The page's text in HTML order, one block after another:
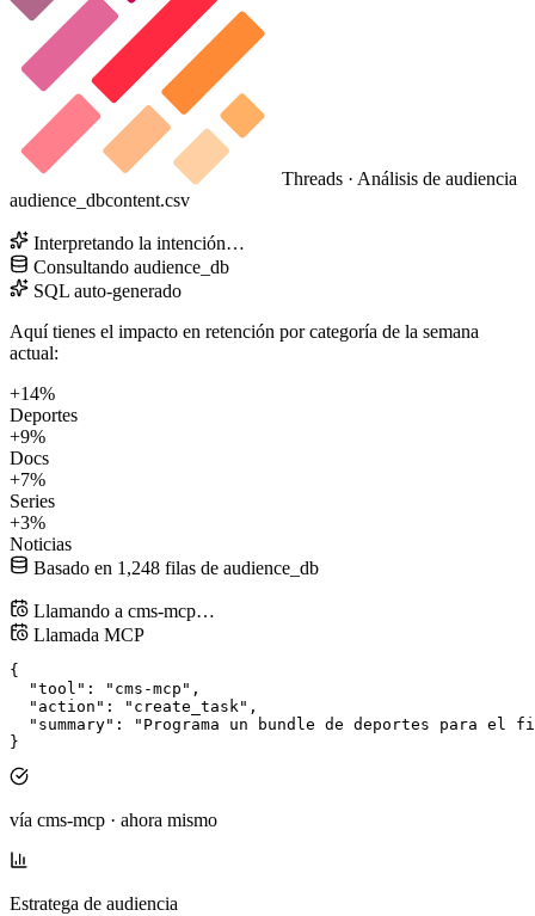
Threads · Análisis de audiencia
audience_dbcontent.csv
Interpretando la intención…
Consultando audience_db
SQL auto-generado
Aquí tienes el impacto en retención por categoría de la semana
actual:
+14%
Deportes
+9%
Docs
+7%
Series
+3%
Noticias
Basado en 1,248 filas de audience_db
Llamando a cms-mcp…
Llamada MCP
{
"tool" : "cms-mcp" ,
"action" : "create_task" ,
"summary" :
"Programa un bundle de deportes para el
}
vía cms-mcp · ahora mismo
Estratega de audiencia